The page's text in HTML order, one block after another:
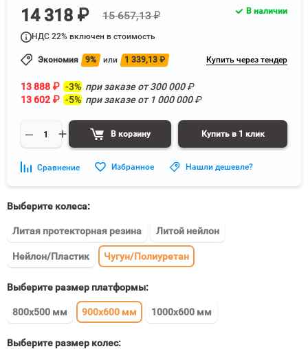
14 318 ₽ 15 657,13 ₽
НДС 22% включен в стоимость
Экономия 9% или 1 339,13 ₽ Купить через тендер
13 888 ₽ -3% при заказе от300 000₽
13 602 ₽ -5% при заказе от 1 000 000₽
В корзину Купить в 1 клик
В наличии
Сравнение Избранное Нашли дешевле?
Выберите колеса:
Литая протекторная резина Литой нейлон
Нейлон/Пластик Чугун/Полиуретан
Выберите размер платформы:
800x500 мм 900x600 мм 1000x600 мм
Выберите размер колес: